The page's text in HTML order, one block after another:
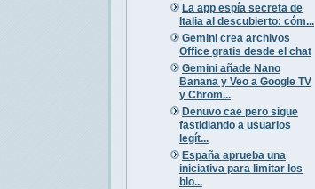
La app espía secreta de
Italia al descubierto: cóm...
Gemini crea archivos
Office gratis desde el chat
Gemini añade Nano
Banana y Veo a Google TV
y Chrom...
Denuvo cae pero sigue
fastidiando a usuarios
legít...
España aprueba una
iniciativa para limitar los
blo...